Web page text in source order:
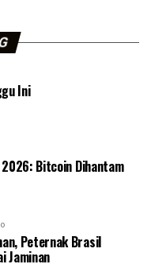
Ini
Bitcoin Dihantam
Peternak Brasil
Jaminan